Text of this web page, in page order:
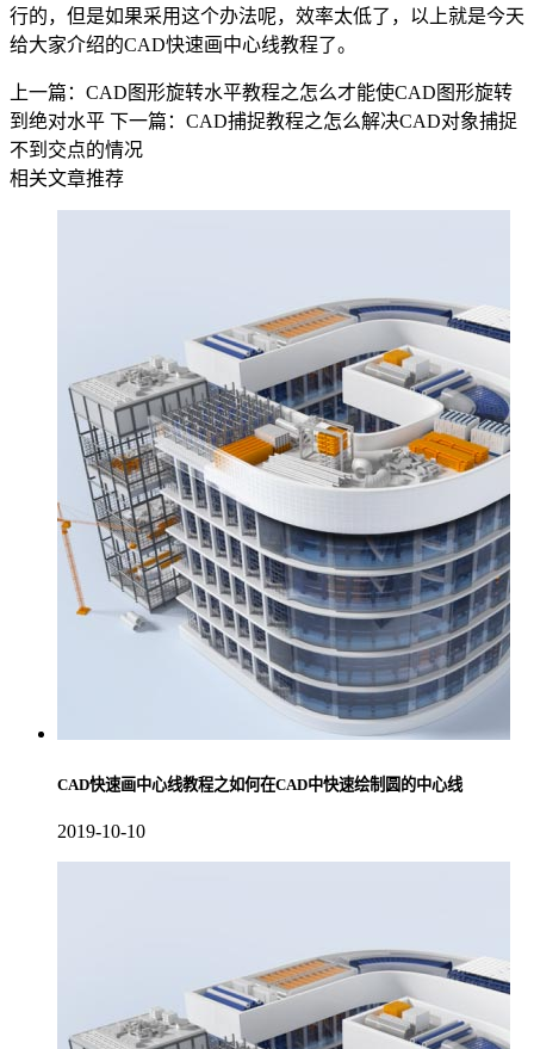
行的，但是如果采用这个办法呢，效率太低了，以上就是今天
给大家介绍的CAD快速画中心线教程了。
上一篇：CAD图形旋转水平教程之怎么才能使CAD图形旋转
到绝对水平 下一篇：CAD捕捉教程之怎么解决CAD对象捕捉
不到交点的情况
相关文章推荐
CAD快速画中心线教程之如何在CAD中快速绘制圆的中心线
2019-10-10